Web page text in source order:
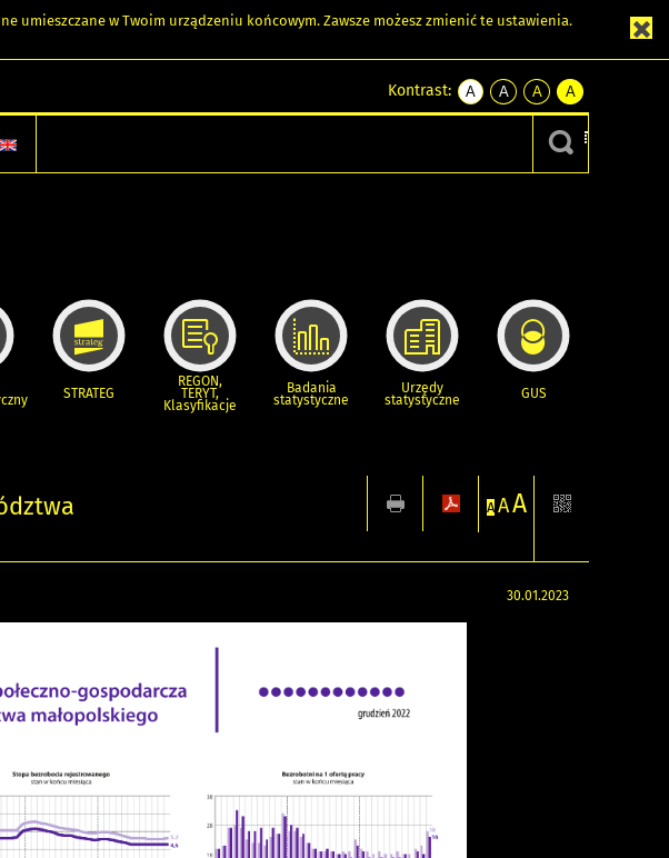
umieszczane w Twoim urządzeniu końcowym. Zawsze możesz zmienić te ustawienia.
Kontrast:
A
kontrast
A
kontrast
czarnym
A
kontrast
żółty
tekst
czarnym
A
kontrast
czarny
tekst
żółtym
STRATEG
REGON,
TERYT,
Klasyfikacje
Badania
statystyczne
Urzędy
statystyczne GUS
A AA
30.01.2023